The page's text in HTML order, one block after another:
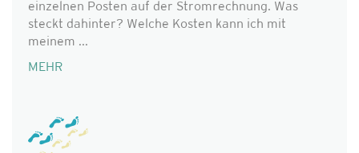
einzelnen Posten auf der Stromrechnung. Was
steckt dahinter? Welche Kosten kann ich mit
meinem ...
MEHR